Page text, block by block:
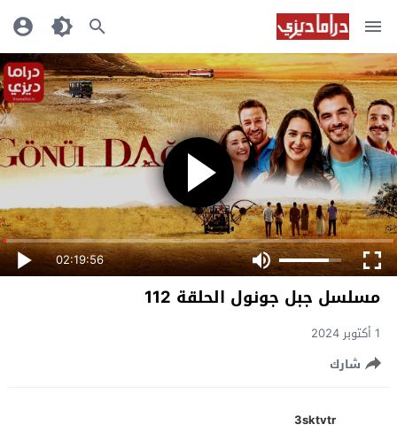
02:19:56
مسلسل جبل جونول الحلقة 112
1 أكتوبر 2024
شارك
3sktvtr